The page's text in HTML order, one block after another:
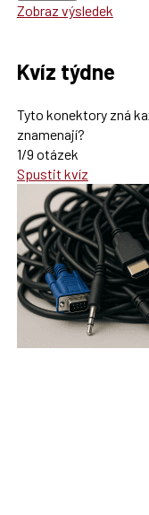
Zobraz výsledek
Kvíz týdne
Tyto konektory zná
znamenají?
1/9 otázek
Spustit kvíz